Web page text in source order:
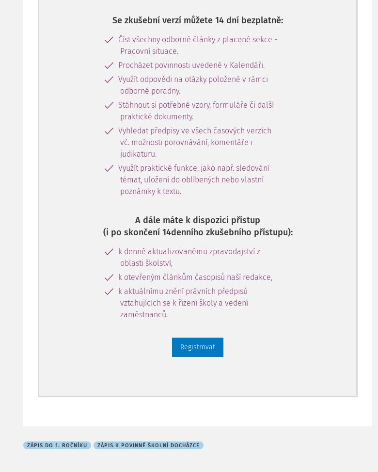
Se zkušební verzí můžete 14 dní bezplatně:
Číst všechny odborné články z placené sekce -
Pracovní situace.
Procházet povinnosti uvedené v Kalendáři.
Využít odpovědi na otázky položené v rámci
odborné poradny.
Stáhnout si potřebné vzory, formuláře či další
praktické dokumenty.
Vyhledat předpisy ve všech časových verzích
vč. možnosti porovnávání, komentáře i
judikaturu.
Využít praktické funkce, jako např. sledování
témat, uložení do oblíbených nebo vlastní
poznámky k textu.
A dále máte k dispozici přístup
(i po skončení 14denního zkušebního přístupu):
k denně aktualizovanému zpravodajství z
oblasti školství,
k otevřeným článkům časopisů naší redakce,
k aktuálnímu znění právních předpisů
vztahujících se k řízení školy a vedení
zaměstnanců.
Registrovat
ZÁPIS DO 1. ROČNÍKU ZÁPIS K POVINNÉ ŠKOLNÍ DOCHÁZCE